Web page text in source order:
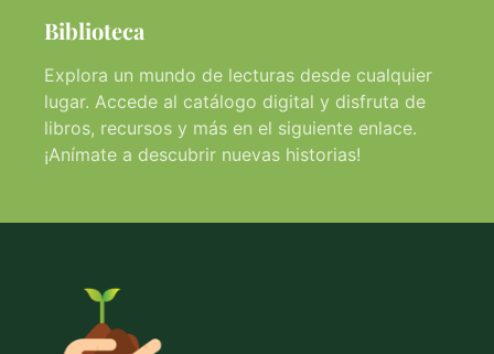
Biblioteca
Explora un mundo de lecturas desde cualquier
lugar. Accede al catálogo digital y disfruta de
libros, recursos y más en el siguiente enlace.
¡Anímate a descubrir nuevas historias!